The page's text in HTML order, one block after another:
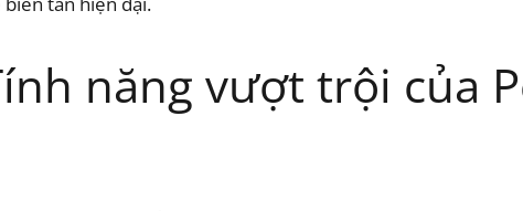
năng vượt trội của